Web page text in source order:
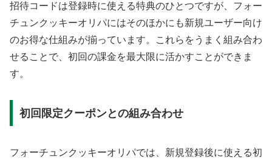
招待コードは登録時に使える特典のひとつですが、フォー
チュンクッキーオリパにはそのほかにも新規ユーザー向け
のお得な仕組みが揃っています。これらをうまく組み合わ
せることで、初回の課金を最大限に活かすことができま
す。
初回限定クーポンとの組み合わせ
フォーチュンクッキーオリパでは、新規登録後に使える初